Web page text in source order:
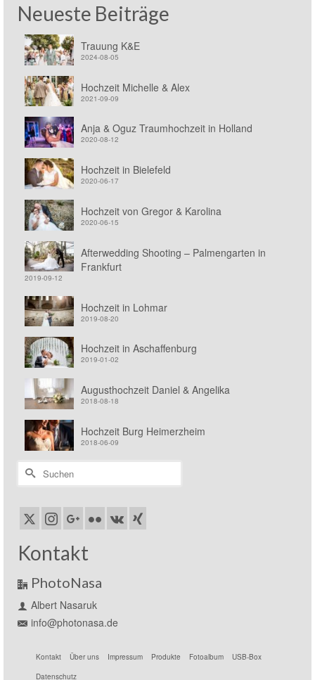
Neueste Beiträge
Trauung K&E
2024-08-05
Hochzeit Michelle & Alex
2021-09-09
Anja & Oguz Traumhochzeit in Holland
2020-08-12
Hochzeit in Bielefeld
2020-06-17
Hochzeit von Gregor & Karolina
2020-06-15
Afterwedding Shooting – Palmengarten in
Frankfurt
2019-09-12
Hochzeit in Lohmar
2019-08-20
Hochzeit in Aschaffenburg
2019-01-02
Augusthochzeit Daniel & Angelika
2018-08-18
Hochzeit Burg Heimerzheim
2018-06-09
Suchen
nach:
Kontakt
PhotoNasa
Albert Nasaruk
info@photonasa.de
Kontakt Über uns Impressum Produkte Fotoalbum
USB-Box
Datenschutz